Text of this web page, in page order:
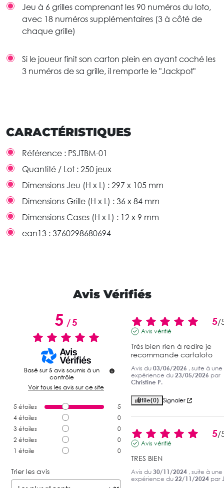
Jeu à 6 grilles comprenant les 90 numéros du loto,
avec 18 numéros supplémentaires (3 à côté de
chaque grille)
Si le joueur finit son carton plein en ayant coché les
3 numéros de sa grille, il remporte le "Jackpot"
CARACTÉRISTIQUES
Référence : PSJTBM-01
Quantité / Lot : 250 jeux
Dimensions Jeu (H x L) : 297 x 105 mm
Dimensions Grille (H x L) : 36 x 84 mm
Dimensions Cases (H x L) : 12 x 9 mm
ean13 : 3760298680694
Avis Vérifiés
5/5
Basé sur 5 avis soumis à un
contrôle
Voir tous les avis sur ce site
5 étoiles
5
4 étoiles
0
3 étoiles
0
2 étoiles
0
1 étoile 0
Trier les avis
5/
Avis vérifié
Très bien rien à redire je
recommande cartaloto
Avis du 03/06/2026 , suite à une
expérience du 23/05/2026 par
Christine P.
Utile(0) Signaler
5/
Avis vérifié
TRES BIEN
Avis du 30/11/2024 , suite à une
expérience du 22/11/2024 par